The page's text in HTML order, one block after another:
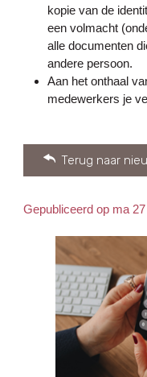
kopie van de
een volmacht
alle documenten
andere persoon.
Aan het onthaal
medewerkers je
Terug naar
Gepubliceerd op ma